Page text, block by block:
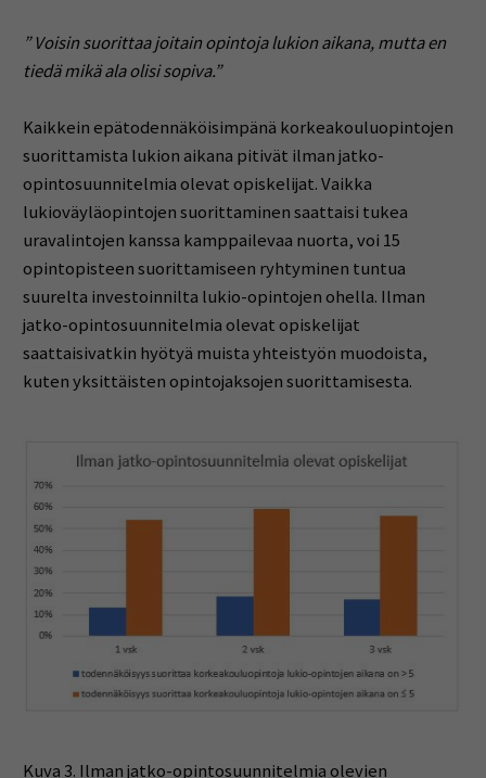
” Voisin suorittaa joitain opintoja lukion aikana, mutta en
tiedä mikä ala olisi sopiva.​”
Kaikkein epätodennäköisimpänä korkeakouluopintojen
suorittamista lukion aikana pitivät ilman jatko-
opintosuunnitelmia olevat opiskelijat. Vaikka
lukioväyläopintojen suorittaminen saattaisi tukea
uravalintojen kanssa kamppailevaa nuorta, voi 15
opintopisteen suorittamiseen ryhtyminen tuntua
suurelta investoinnilta lukio-opintojen ohella. Ilman
jatko-opintosuunnitelmia olevat opiskelijat
saattaisivatkin hyötyä muista yhteistyön muodoista,
kuten yksittäisten opintojaksojen suorittamisesta.
Kuva 3. Ilman jatko-opintosuunnitelmia olevien